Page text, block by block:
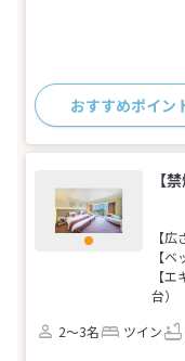
おすすめポイン
【
【
【
【
台）
2～3名
ツイン